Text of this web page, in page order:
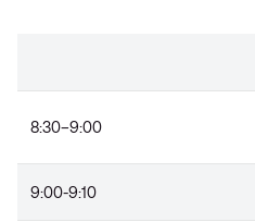
8:30–9:00
9:00-9:10